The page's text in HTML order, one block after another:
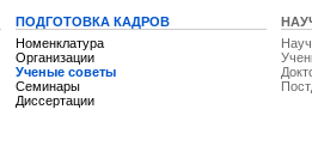
ПОДГОТОВКА КАДРОВ
Номенклатура
Организации
Ученые советы
Семинары
Диссертации